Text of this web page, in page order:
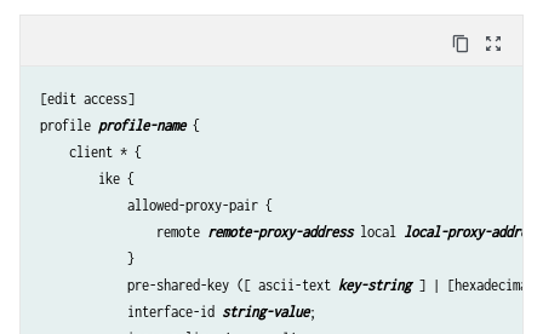
content_copy zoom_out_map
[edit access]
profile profile-name {
    client * {
        ike {
            allowed-proxy-pair {
                remote
remote-proxy-address local local-proxy-address
            }
            pre-shared-key ([ ascii-text
key-string ] | [hexadecimal
            interface-id
string-value;